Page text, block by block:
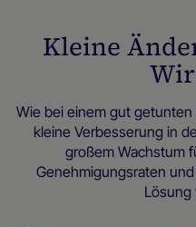
Kleine
Wie bei einem gut
kleine Verbesserung in
großem Wachstum
Genehmigungsraten
Lösung